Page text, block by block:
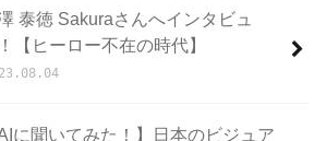
泰徳 Sakuraさんへインタビュ
【ヒーロー不在の時代】
AIに聞いてみた！】日本のビジュア